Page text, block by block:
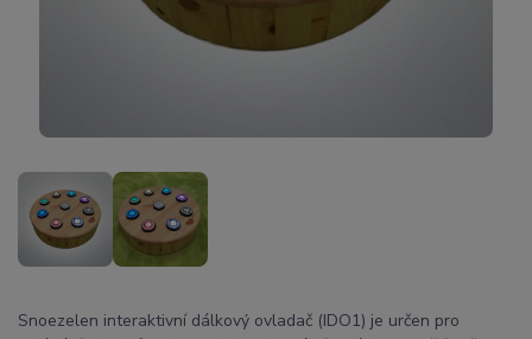
Snoezelen interaktivní dálkový ovladač (IDO1) je určen pro